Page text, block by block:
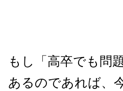
もし「高卒でも問
あるのであれば、